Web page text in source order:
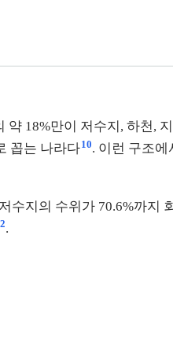
18%만이 저수지, 하천,
꼽는 나라다10. 이런 구조에
수지의 수위가 70.6%까지
.